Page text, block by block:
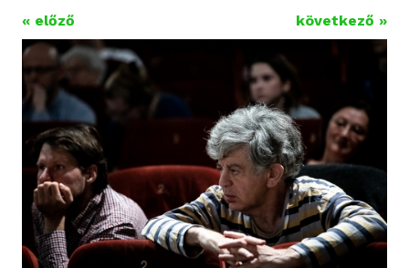
« előző következő »